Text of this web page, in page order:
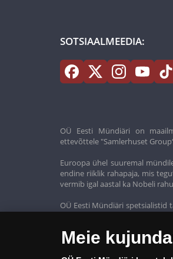
SOTSIAALMEEDIA:
OÜ Eesti Mündiäri on
ettevõttele "Samlerhuset
Euroopa ühel suuremal
endine riiklik rahapaja, mis
vermib igal aastal ka Nobeli
OÜ Eesti Mündiäri spetsialistid
Meie